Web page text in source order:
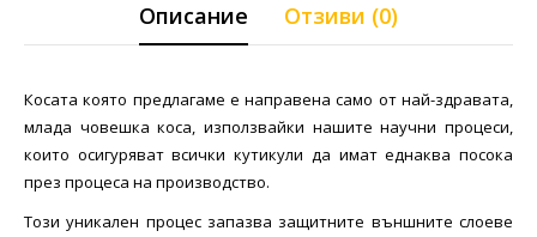
Описание Отзиви (0)
Косата която предлагаме е направена само от най-здравата,
млада човешка коса, използвайки нашите научни процеси,
които осигуряват всички кутикули да имат еднаква посока
през процеса на производство.
Този уникален процес запазва защитните външните слоеве